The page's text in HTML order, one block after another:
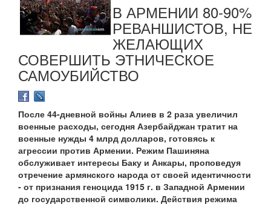
В АРМЕНИИ 80-90%
РЕВАНШИСТОВ, НЕ
ЖЕЛАЮЩИХ
СОВЕРШИТЬ ЭТНИЧЕСКОЕ
САМОУБИЙСТВО
После 44-дневной войны Алиев в 2 раза увеличил
военные расходы, сегодня Азербайджан тратит на
военные нужды 4 млрд долларов, готовясь к
агрессии против Армении. Режим Пашиняна
обслуживает интересы Баку и Анкары, проповедуя
отречение армянского народа от своей идентичности
- от признания геноцида 1915 г. в Западной Армении
до государственной символики. Действия режима